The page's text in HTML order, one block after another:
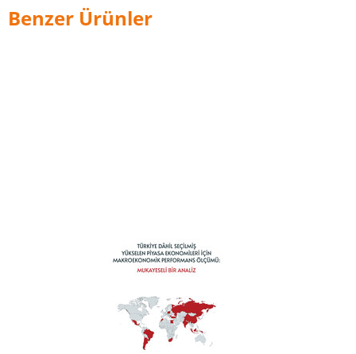
Benzer Ürünler